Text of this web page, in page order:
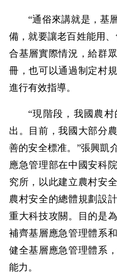
“通俗來講就是，基
備，就要讓老百姓能用
合基層實際情況，給群
冊，也可以通過制定村
進行有效指導。
“現階段，我國農
出。目前，我國大部分
善的安全標准。”張興凱
應急管理部在中國安科
究所，以此建立農村安
農村安全的總體規劃設
重大科技攻關。目的是
補齊基層應急管理體系
健全基層應急管理體系
能力。